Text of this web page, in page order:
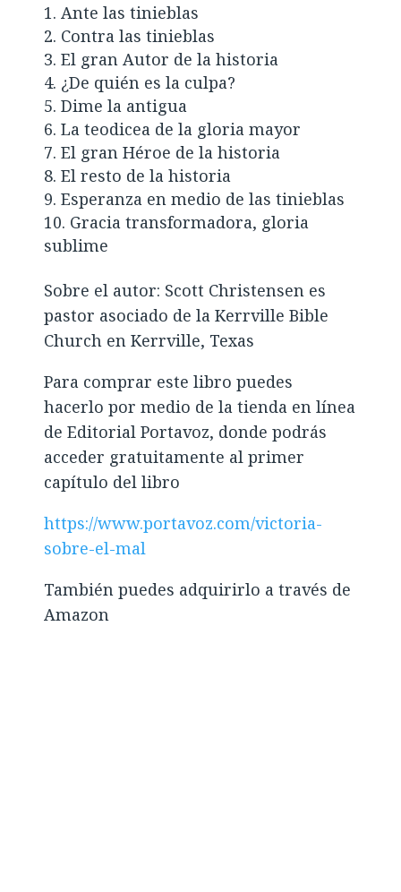
Ante las tinieblas
Contra las tinieblas
El gran Autor de la historia
¿De quién es la culpa?
Dime la antigua
La teodicea de la gloria mayor
El gran Héroe de la historia
El resto de la historia
Esperanza en medio de las tinieblas
Gracia transformadora, gloria
sublime
Sobre el autor: Scott Christensen es
pastor asociado de la Kerrville Bible
Church en Kerrville, Texas
Para comprar este libro puedes
hacerlo por medio de la tienda en línea
de Editorial Portavoz, donde podrás
acceder gratuitamente al primer
capítulo del libro
https://www.portavoz.com/victoria-
sobre-el-mal
También puedes adquirirlo a través de
Amazon